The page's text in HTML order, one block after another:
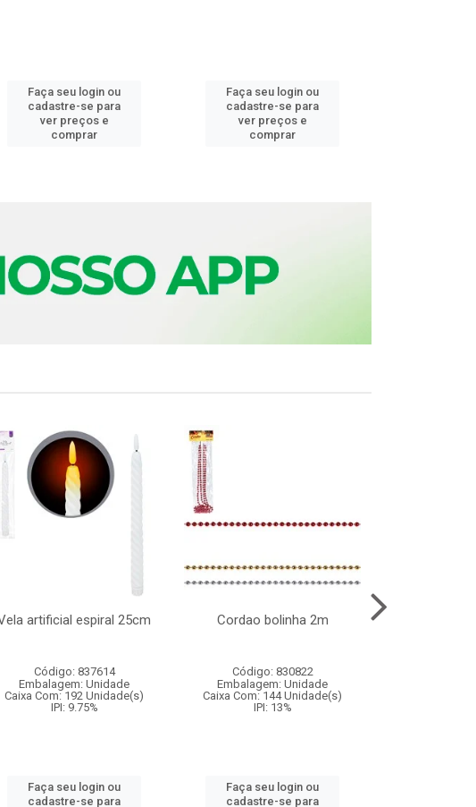
Faça seu login ou
cadastre-se para
ver preços e
comprar
Faça seu login ou
cadastre-se para
ver preços e
comprar
artificial espiral 25cm
Código: 837614
Embalagem: Unidade
Caixa Com: 192 Unidade(s)
IPI: 9.75%
Faça seu login ou
cadastre-se para
Cordao bolinha 2m
Código: 830822
Embalagem: Unidade
Caixa Com: 144 Unidade(s)
IPI: 13%
Faça seu login ou
cadastre-se para